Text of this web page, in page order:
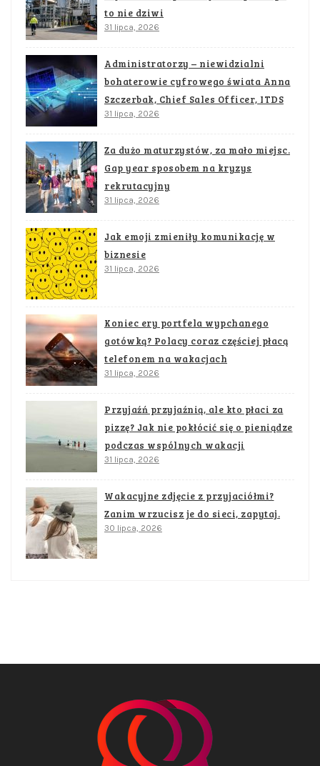
to nie dziwi
31 lipca, 2026
Administratorzy – niewidzialni
bohaterowie cyfrowego świata Anna
Szczerbak, Chief Sales Officer, ITDS
31 lipca, 2026
Za dużo maturzystów, za mało miejsc.
Gap year sposobem na kryzys
rekrutacyjny
31 lipca, 2026
Jak emoji zmieniły komunikację w
biznesie
31 lipca, 2026
Koniec ery portfela wypchanego
gotówką? Polacy coraz częściej płacą
telefonem na wakacjach
31 lipca, 2026
Przyjaźń przyjaźnią, ale kto płaci za
pizzę? Jak nie pokłócić się o pieniądze
podczas wspólnych wakacji
31 lipca, 2026
Wakacyjne zdjęcie z przyjaciółmi?
Zanim wrzucisz je do sieci, zapytaj.
30 lipca, 2026